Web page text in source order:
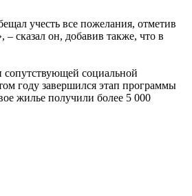
учесть все пожелания, отметив
сказал он, добавив также, что в
сопутствующей социальной
году завершился этап программы
жилье получили более 5 000